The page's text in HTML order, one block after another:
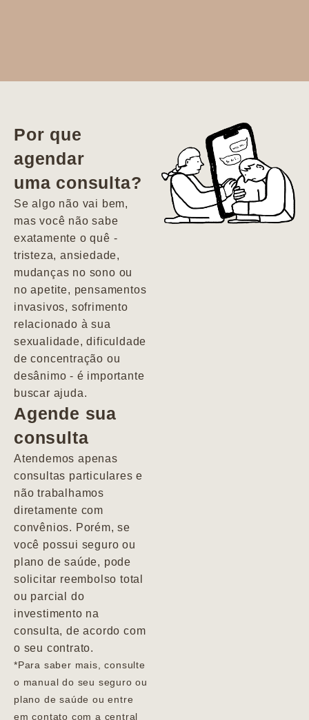
vida. Ela me
encontrou num
estado misto de
depressão e
agitação com
pensamentos
Por que
agendar
uma consulta?
Se algo não vai bem,
mas você não sabe
exatamente o quê -
tristeza, ansiedade,
mudanças no sono ou
no apetite, pensamentos
invasivos, sofrimento
relacionado à sua
sexualidade, dificuldade
de concentração ou
desânimo - é importante
buscar ajuda.
Agende sua
consulta
Atendemos apenas
consultas particulares e
não trabalhamos
diretamente com
convênios. Porém, se
você possui seguro ou
plano de saúde, pode
solicitar reembolso total
ou parcial do
investimento na
consulta, de acordo com
o seu contrato.
*Para saber mais, consulte
o manual do seu seguro ou
plano de saúde ou entre
em contato com a central